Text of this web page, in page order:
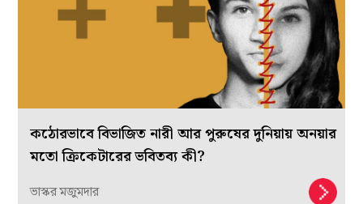
কঠোরভাবে বিভাজিত নারী আর পুরুষের দুনিয়ায় অনয়ার
মতো ক্রিকেটারের ভবিতব্য কী?
ভাস্কর মজুমদার